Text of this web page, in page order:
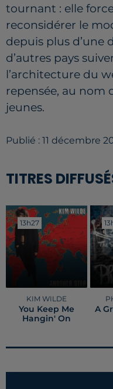
tournant : elle
reconsidérer le
depuis plus d’une
d’autres pays
l’architecture du
repensée, au nom
jeunes.
Publié : 11 décembre
TITRES
13h27
13h27
KIM WILDE
You Keep Me
Hangin' On
A